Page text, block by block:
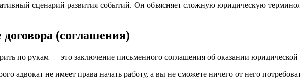
сценарий развития событий. Он объясняет сложную юридическую
(соглашения)
по рукам — это заключение письменного соглашения об оказании
адвокат не имеет права начать работу, а вы не сможете ничего от него